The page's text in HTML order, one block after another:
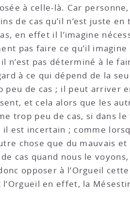
à celle-là. Car
de cas qu’il n’est juste
en effet il l’imagine
pas faire ce qu’il
n’est pas déterminé à le
à ce qui dépend de la
de cas ; il peut arriver
et cela alors que les
trop peu de cas, si dans
est incertain ; comme
chose que du mauvais
cas quand nous le
opposer à l’Orgueil
en effet, la